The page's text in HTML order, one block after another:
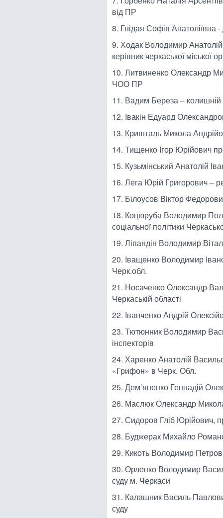
від ПР
8. Гнідая Софія Анатоліївна
9. Ходак Володимир
керівник черкаської міської
10. Литвиненко Олександр
ЧОО ПР
11. Вадим Береза –
12. Івакін Едуард
13. Кришталь Микола
14. Тищенко Ігор Юрійович
15. Кузьмінський Анатолій
16. Лега Юрій Григорович –
17. Білоусов Віктор
18. Коцюруба Володимир
соціальної політики
19. Ліпандін Володимир
20. Іващенко Володимир
Черк.обл.
21. Носаченко Олександр
Черкаській області
22. Іванченко Андрій
23. Тютюнник Володимир
інспекторів
24. Харенко Анатолій
«Грифон» в Черк. Обл.
25. Дем’яненко Геннадій
26. Маслюк Олександр
27. Сидоров Гліб Юрійович,
28. Буджерак Михайло
29. Кикоть Володимир
30. Орленко Володимир
суду м. Черкаси
31. Калашник Василь
суду